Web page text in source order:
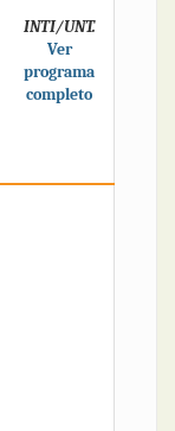
INTI/UNT.
Ver
programa
completo